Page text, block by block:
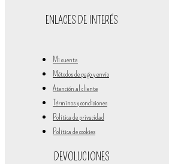
ENLACES DE INTERÉS
Mi cuenta
Métodos de pago y envío
Atención al cliente
Términos y condiciones
Política de privacidad
Política de cookies
DEVOLUCIONES